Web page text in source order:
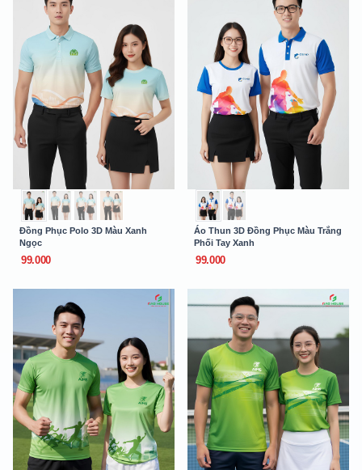
Đồng Phục Polo 3D Màu Xanh
Ngọc
99.000
Áo Thun 3D Đồng Phục Màu Trắng
Phối Tay Xanh
99.000